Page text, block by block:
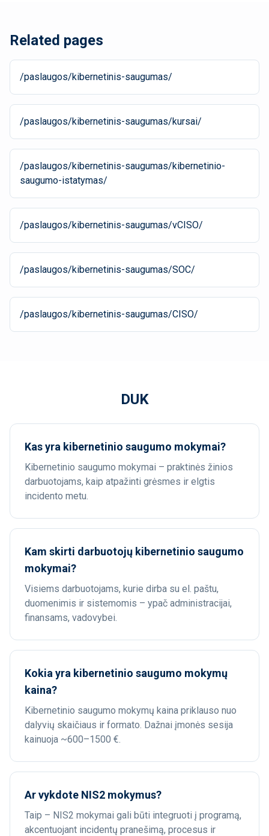
Related pages
/paslaugos/kibernetinis-saugumas/
/paslaugos/kibernetinis-saugumas/kursai/
/paslaugos/kibernetinis-saugumas/kibernetinio-
saugumo-istatymas/
/paslaugos/kibernetinis-saugumas/vCISO/
/paslaugos/kibernetinis-saugumas/SOC/
/paslaugos/kibernetinis-saugumas/CISO/
DUK
Kas yra kibernetinio saugumo mokymai?
Kibernetinio saugumo mokymai – praktinės žinios
darbuotojams, kaip atpažinti grėsmes ir elgtis
incidento metu.
Kam skirti darbuotojų kibernetinio saugumo
mokymai?
Visiems darbuotojams, kurie dirba su el. paštu,
duomenimis ir sistemomis – ypač administracijai,
finansams, vadovybei.
Kokia yra kibernetinio saugumo mokymų
kaina?
Kibernetinio saugumo mokymų kaina priklauso nuo
dalyvių skaičiaus ir formato. Dažnai įmonės sesija
kainuoja ~600–1500 €.
Ar vykdote NIS2 mokymus?
Taip – NIS2 mokymai gali būti integruoti į programą,
akcentuojant incidentų pranešimą, procesus ir